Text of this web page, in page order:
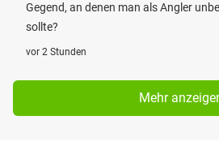
Gegend, an denen man als Angler
sollte?
vor 2 Stunden
Mehr